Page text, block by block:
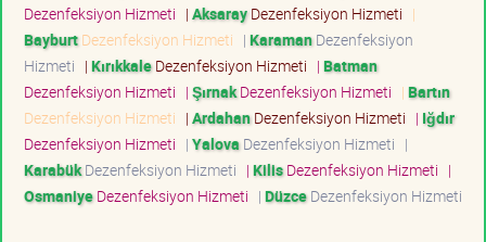
Dezenfeksiyon Hizmeti | AksarayDezenfeksiyon Hizmeti |
BayburtDezenfeksiyon Hizmeti | KaramanDezenfeksiyon
Hizmeti | KırıkkaleDezenfeksiyon Hizmeti | Batman
Dezenfeksiyon Hizmeti | ŞırnakDezenfeksiyon Hizmeti | Bartın
Dezenfeksiyon Hizmeti | ArdahanDezenfeksiyon Hizmeti | Iğdır
Dezenfeksiyon Hizmeti | Yalova Dezenfeksiyon Hizmeti |
KarabükDezenfeksiyon Hizmeti | KilisDezenfeksiyon Hizmeti |
OsmaniyeDezenfeksiyon Hizmeti | DüzceDezenfeksiyon Hizmeti